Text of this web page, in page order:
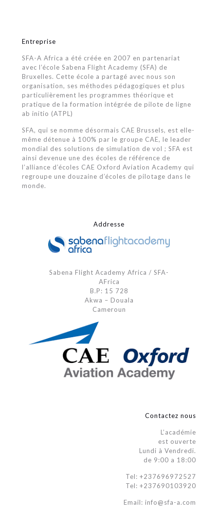
Entreprise
SFA-A Africa a été créée en 2007 en partenariat
avec l’école Sabena Flight Academy (SFA) de
Bruxelles. Cette école a partagé avec nous son
organisation, ses méthodes pédagogiques et plus
particulièrement les programmes théorique et
pratique de la formation intégrée de pilote de ligne
ab initio (ATPL)
SFA, qui se nomme désormais CAE Brussels, est elle-
même détenue à 100% par le groupe CAE, le leader
mondial des solutions de simulation de vol ; SFA est
ainsi devenue une des écoles de référence de
l’alliance d’écoles CAE Oxford Aviation Academy qui
regroupe une douzaine d’écoles de pilotage dans le
monde.
Addresse
Sabena Flight Academy Africa / SFA-
AFrica
B.P: 15 728
Akwa – Douala
Cameroun
Contactez nous
L’académie
est ouverte
Lundi à Vendredi.
de 9:00 a 18:00
Tel: +237696972527
Tel: +237690103920
Email: info@sfa-a.com